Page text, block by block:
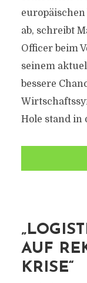
ab, schreibt
Officer beim
seinem
bessere
Hole stand in
AUF
KRISE“